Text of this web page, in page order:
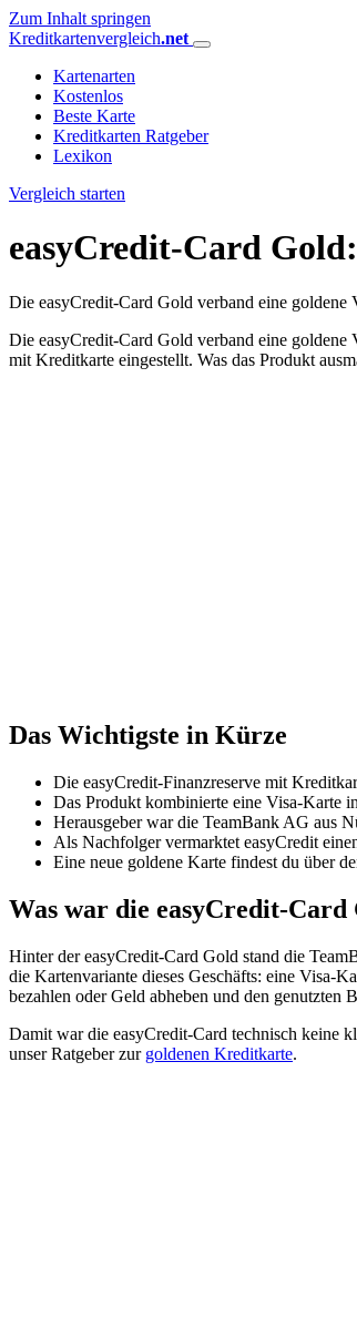
Zum Inhalt springen
Kreditkartenvergleich.net
Kartenarten
Kostenlos
Beste Karte
Kreditkarten Ratgeber
Lexikon
Vergleich starten
easyCredit-Card
Die easyCredit-Card Gold verband eine
Die easyCredit-Card Gold verband eine goldene
mit Kreditkarte eingestellt. Was das Produkt
Das Wichtigste in Kürze
Die easyCredit-Finanzreserve mit
Das Produkt kombinierte eine Visa-Karte
Herausgeber war die TeamBank AG aus
Als Nachfolger vermarktet easyCredit
Eine neue goldene Karte findest du über
Was war die easyCredit-Card
Hinter der easyCredit-Card Gold stand die
die Kartenvariante dieses Geschäfts: eine Visa-
bezahlen oder Geld abheben und den genutzten
Damit war die easyCredit-Card technisch keine
unser Ratgeber zur goldenen Kreditkarte.